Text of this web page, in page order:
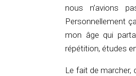
nous n’avions
Personnellement
mon âge qui
répétition, études
Le fait de marcher,